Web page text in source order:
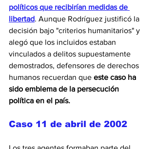
políticos que recibirían medidas de
libertad. Aunque Rodríguez justificó la
decisión bajo "criterios humanitarios" y
alegó que los incluidos estaban
vinculados a delitos supuestamente
demostrados, defensores de derechos
humanos recuerdan que este caso ha
sido emblema de la persecución
política en el país.
Caso 11 de abril de 2002